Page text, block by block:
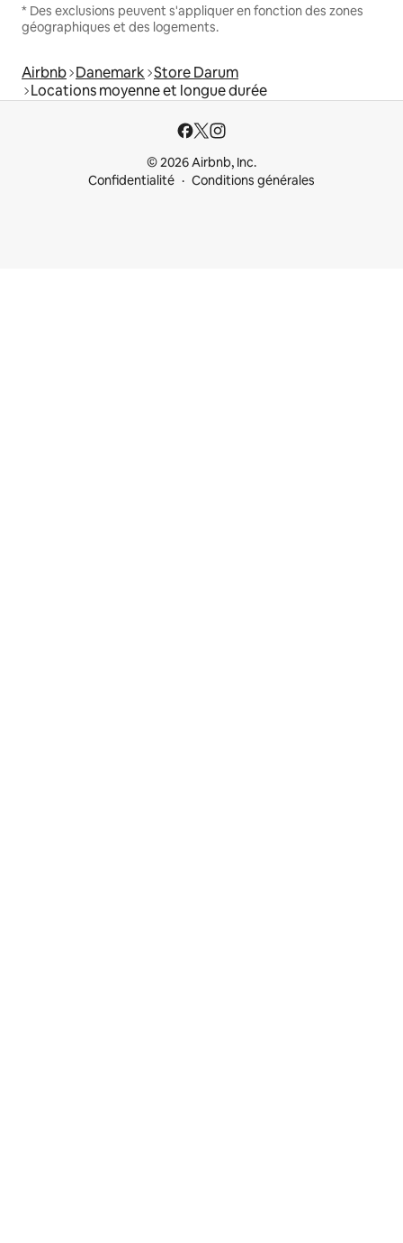
* Des exclusions peuvent s'appliquer en fonction des zones
géographiques et des logements.
Airbnb Danemark Store Darum
Locations moyenne et longue durée
© 2026 Airbnb, Inc.
Confidentialité
Conditions générales